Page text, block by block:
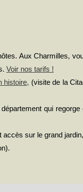
Aux Charmilles,
Voir nos tarifs !
histoire, (visite de la
qui regorge
sur le grand